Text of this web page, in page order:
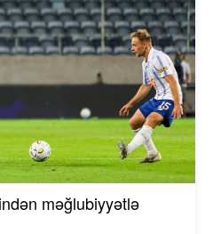
məğlubiyyətlə